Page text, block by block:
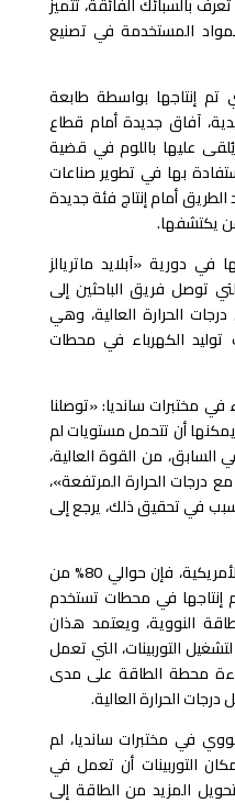
المستخدمة في تصنيع
تم إنتاجها بواسطة طابعة
آفاق جديدة أمام قطاع
يُلقى عليها باللوم في قضية
بها في تطوير صناعات
الطريق أمام إنتاج فئة جديدة
يكتشفها.
في دورية «آبلايد ماتريالز
توصل فريق الباحثين إلى
الحرارة العالية، وهي
توليد الكهرباء في محطات
مختبرات سانديا: «توصلنا
أن تتحمل مستويات لم
من القوة العالية،
درجات الحرارة المرتفعة»،
في تحقيق ذلك، يرجع إلى
وبحسب إدارة معلومات الطاقة الأمريكية، فإن حوالي 80% من
إنتاجها في محطات تستخدم
النووية، ويعتمد هذان
التوربينات، التي تعمل
محطة الطاقة على مدى
الحرارة العالية.
في مختبرات سانديا، لم
التوربينات أن تعمل في
المزيد من الطاقة إلى